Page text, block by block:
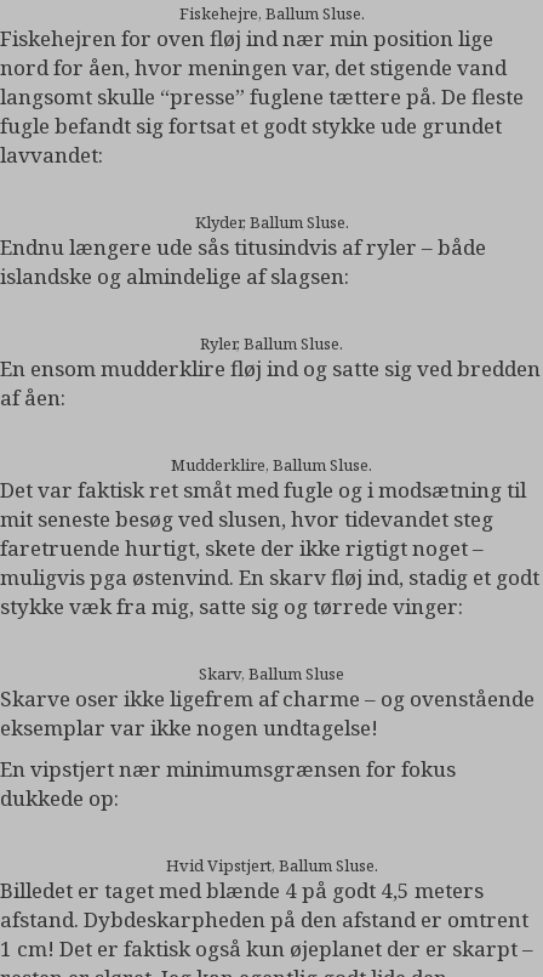
Fiskehejre, Ballum Sluse.
Fiskehejren for oven fløj ind nær min position lige
nord for åen, hvor meningen var, det stigende vand
langsomt skulle “presse” fuglene tættere på. De fleste
fugle befandt sig fortsat et godt stykke ude grundet
lavvandet:
Klyder, Ballum Sluse.
Endnu længere ude sås titusindvis af ryler – både
islandske og almindelige af slagsen:
Ryler, Ballum Sluse.
En ensom mudderklire fløj ind og satte sig ved bredden
af åen:
Mudderklire, Ballum Sluse.
Det var faktisk ret småt med fugle og i modsætning til
mit seneste besøg ved slusen, hvor tidevandet steg
faretruende hurtigt, skete der ikke rigtigt noget –
muligvis pga østenvind. En skarv fløj ind, stadig et godt
stykke væk fra mig, satte sig og tørrede vinger:
Skarv, Ballum Sluse
Skarve oser ikke ligefrem af charme – og ovenstående
eksemplar var ikke nogen undtagelse!
En vipstjert nær minimumsgrænsen for fokus
dukkede op:
Hvid Vipstjert, Ballum Sluse.
Billedet er taget med blænde 4 på godt 4,5 meters
afstand. Dybdeskarpheden på den afstand er omtrent
1 cm! Det er faktisk også kun øjeplanet der er skarpt –